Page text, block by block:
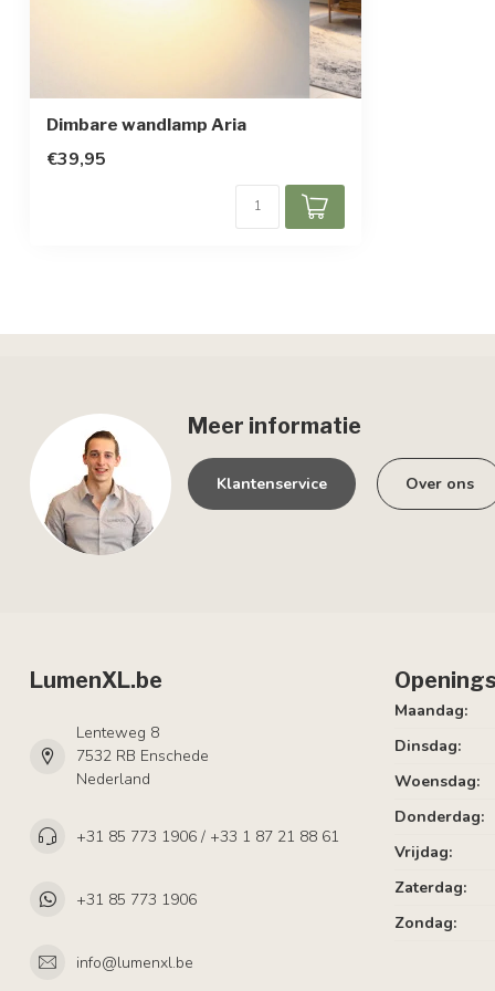
Beschermingsklasse
Dimbare wandlamp Aria
€39,95
Meer informatie
Klantenservice Over ons
LumenXL.be
Lenteweg 8
7532 RB Enschede
Nederland
+31 85 773 1906 / +33 1 87 21 88 61
+31 85 773 1906
info@lumenxl.be
Maandag:
Dinsdag:
Woensdag:
Donderdag:
Vrijdag:
Zaterdag:
Zondag: